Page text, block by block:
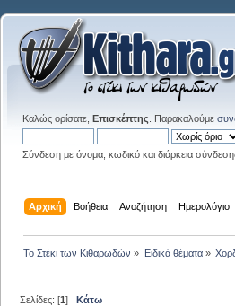
Καλώς ορίσατε, Επισκέπτης . Παρακαλούμε
Σύνδεση με όνομα, κωδικό και διάρκεια
Αρχική Βοήθεια Αναζήτηση Ημερολόγιο
Το Στέκι των Κιθαρωδών » Ειδικά θέματα»
Σελίδες: [1]Κάτω